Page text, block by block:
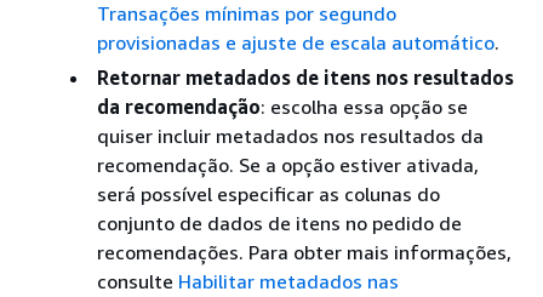
Transações mínimas por segundo
provisionadas e ajuste de escala automático.
Retornar metadados de itens nos resultados
da recomendação: escolha essa opção se
quiser incluir metadados nos resultados da
recomendação. Se a opção estiver ativada,
será possível especificar as colunas do
conjunto de dados de itens no pedido de
recomendações. Para obter mais informações,
consulte Habilitar metadados nas